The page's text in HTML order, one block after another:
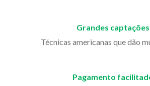
Grandes captações
Técnicas americanas que dão
Pagamento